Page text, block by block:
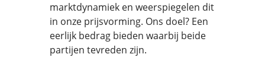
marktdynamiek en weerspiegelen dit
in onze prijsvorming. Ons doel? Een
eerlijk bedrag bieden waarbij beide
partijen tevreden zijn.